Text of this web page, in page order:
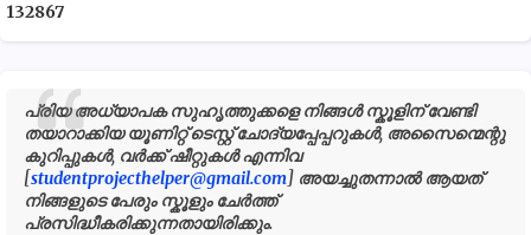
132867
പ്രിയ അധ്യാപക സുഹൃത്തുക്കളെ നിങ്ങൾ സ്കൂളിന് വേണ്ടി
തയാറാക്കിയ യൂണിറ്റ് ടെസ്റ്റ് ചോദ്യപ്പേപ്പറുകൾ, അസൈന്മെന്റു
കുറിപ്പുകൾ, വർക്ക് ഷീറ്റുകൾ എന്നിവ
[studentprojecthelper@gmail.com] അയച്ചുതന്നാൽ ആയത്
നിങ്ങളുടെ പേരും സ്കൂളും ചേർത്ത്
പ്രസിദ്ധീകരിക്കുന്നതായിരിക്കും.